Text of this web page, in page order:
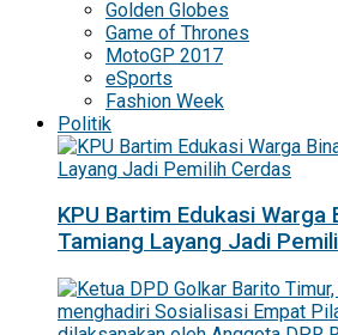
Golden Globes
Game of Thrones
MotoGP 2017
eSports
Fashion Week
Politik
KPU Bartim Edukasi Warga
Tamiang Layang Jadi